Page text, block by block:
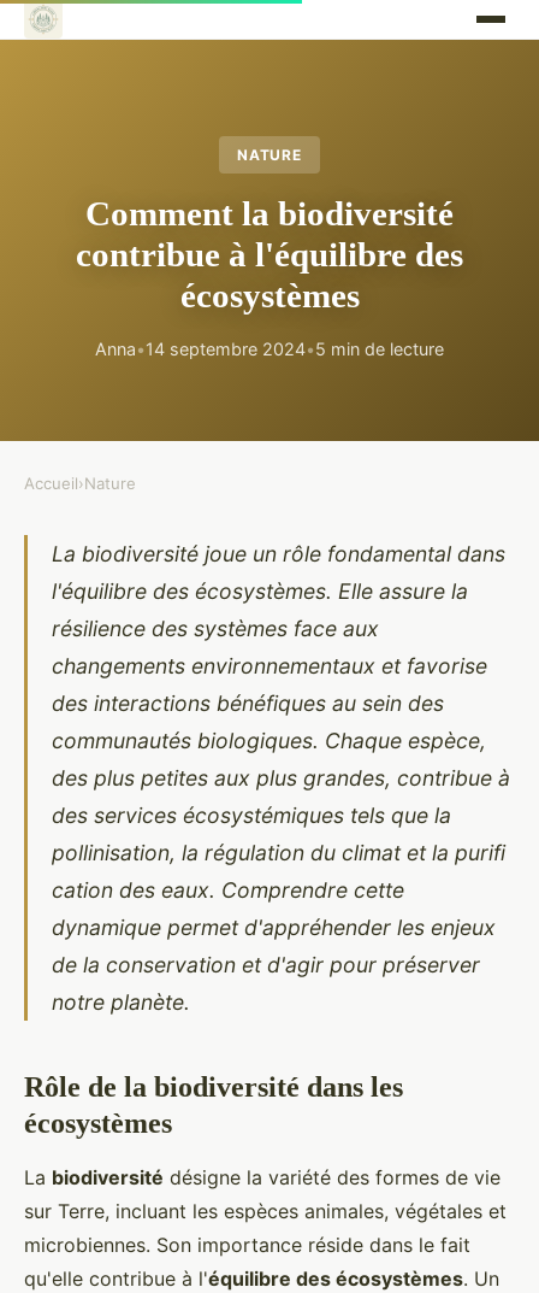
NATURE
Comment la biodiversité
contribue à l'équilibre des
écosystèmes
Anna•14 septembre 2024•5 min de lecture
Accueil›Nature
La biodiversité joue un rôle fondamental dans
l'équilibre des écosystèmes. Elle assure la
résilience des systèmes face aux
changements environnementaux et favorise
des interactions bénéfiques au sein des
communautés biologiques. Chaque espèce,
des plus petites aux plus grandes, contribue à
des services écosystémiques tels que la
pollinisation, la régulation du climat et la purifi
cation des eaux. Comprendre cette
dynamique permet d'appréhender les enjeux
de la conservation et d'agir pour préserver
notre planète.
Rôle de la biodiversité dans les
écosystèmes
La biodiversité désigne la variété des formes de vie
sur Terre, incluant les espèces animales, végétales et
microbiennes. Son importance réside dans le fait
qu'elle contribue à l'équilibre des écosystèmes. Un